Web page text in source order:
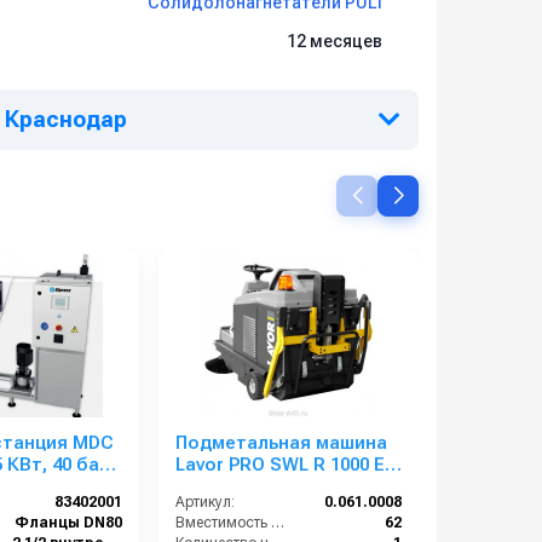
12 месяцев
Краснодар
MDC
КВт, 40 бар,
83402001
Фланцы DN80
Подметальная машина
Lavor PRO SWL R 1000 ET
Артикул:
0.061.0008
Вместимость бункера (л):
62